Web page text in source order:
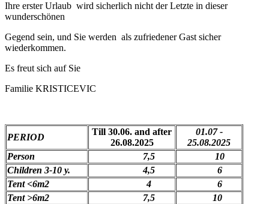
Ihre erster Urlaub wird sicherlich nicht der Letzte in dieser
wunderschönen
Gegend sein, und Sie werden als zufriedener Gast sicher
wiederkommen.
Es freut sich auf Sie
Familie KRISTICEVIC
PERIOD
Till 30.06. and after
26.08.2025
01.07 -
25.08.2025
Person
7,5
10
Children 3-10 y.
4,5
6
Tent <6m2
4
6
Tent >6m2
7,5
10